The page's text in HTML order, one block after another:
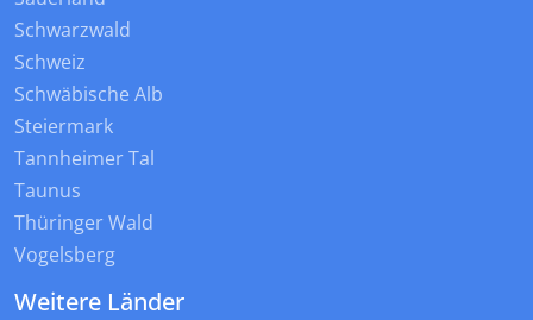
Schwarzwald
Schweiz
Schwäbische Alb
Steiermark
Tannheimer Tal
Taunus
Thüringer Wald
Vogelsberg
Weitere Länder